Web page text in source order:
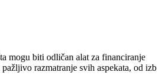
mogu biti odličan alat za financiranje
razmatranje svih aspekata, od izb